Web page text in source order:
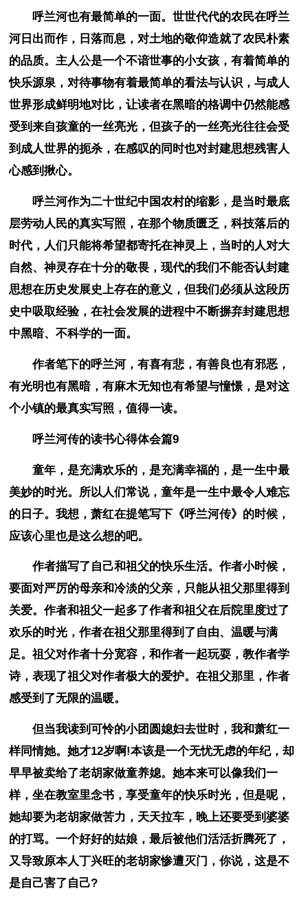
呼兰河也有最简单的一面。世世代代的农民在呼兰
河日出而作，日落而息，对土地的敬仰造就了农民朴素
的品质。主人公是一个不谙世事的小女孩，有着简单的
快乐源泉，对待事物有着最简单的看法与认识，与成人
世界形成鲜明地对比，让读者在黑暗的格调中仍然能感
受到来自孩童的一丝亮光，但孩子的一丝亮光往往会受
到成人世界的扼杀，在感叹的同时也对封建思想残害人
心感到揪心。
呼兰河作为二十世纪中国农村的缩影，是当时最底
层劳动人民的真实写照，在那个物质匮乏，科技落后的
时代，人们只能将希望都寄托在神灵上，当时的人对大
自然、神灵存在十分的敬畏，现代的我们不能否认封建
思想在历史发展史上存在的意义，但我们必须从这段历
史中吸取经验，在社会发展的进程中不断摒弃封建思想
中黑暗、不科学的一面。
作者笔下的呼兰河，有喜有悲，有善良也有邪恶，
有光明也有黑暗，有麻木无知也有希望与憧憬，是对这
个小镇的最真实写照，值得一读。
呼兰河传的读书心得体会篇9
童年，是充满欢乐的，是充满幸福的，是一生中最
美妙的时光。所以人们常说，童年是一生中最令人难忘
的日子。我想，萧红在提笔写下《呼兰河传》的时候，
应该心里也是这么想的吧。
作者描写了自己和祖父的快乐生活。作者小时候，
要面对严厉的母亲和冷淡的父亲，只能从祖父那里得到
关爱。作者和祖父一起多了作者和祖父在后院里度过了
欢乐的时光，作者在祖父那里得到了自由、温暖与满
足。祖父对作者十分宽容，和作者一起玩耍，教作者学
诗，表现了祖父对作者极大的爱护。在祖父那里，作者
感受到了无限的温暖。
但当我读到可怜的小团圆媳妇去世时，我和萧红一
样同情她。她才12岁啊!本该是一个无忧无虑的年纪，却
早早被卖给了老胡家做童养媳。她本来可以像我们一
样，坐在教室里念书，享受童年的快乐时光，但是呢，
她却要为老胡家做苦力，天天拉车，晚上还要受到婆婆
的打骂。一个好好的姑娘，最后被他们活活折腾死了，
又导致原本人丁兴旺的老胡家惨遭灭门，你说，这是不
是自己害了自己?